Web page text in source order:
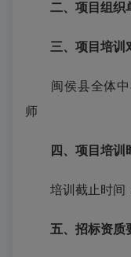
二、项目组织
三、项目培训
闽侯县全体
师
四、项目培训
培训截止时间
五、招标资质